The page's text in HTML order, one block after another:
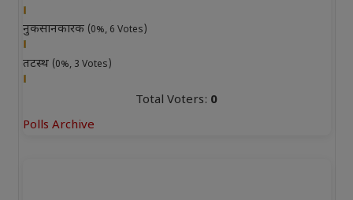
नुकसानकारक (0%, 6 Votes)
तटस्थ (0%, 3 Votes)
Total Voters: 0
Polls Archive